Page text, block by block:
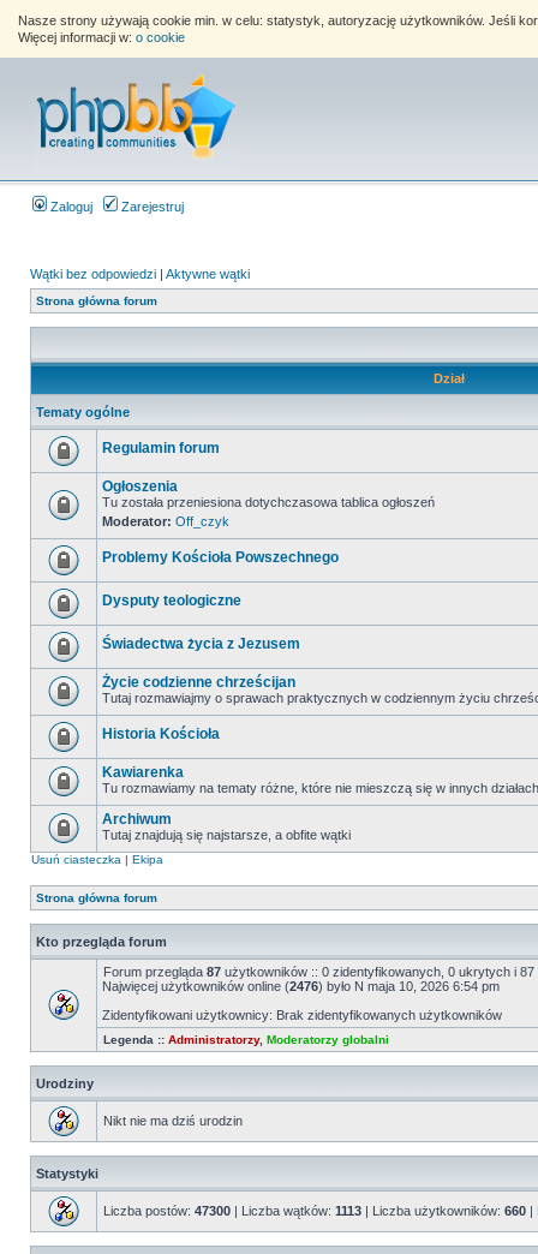
Nasze strony używają cookie min. w celu: statystyk, autoryzację użytkowników. Jeśli
Więcej informacji w: o cookie
Zaloguj Zarejestruj
Wątki bez odpowiedzi | Aktywne wątki
Strona główna forum
Dział
Tematy ogólne
Regulamin forum
Ogłoszenia
Tu została przeniesiona dotychczasowa tablica ogłoszeń
Moderator: Off_czyk
Problemy Kościoła Powszechnego
Dysputy teologiczne
Świadectwa życia z Jezusem
Życie codzienne chrześcijan
Tutaj rozmawiajmy o sprawach praktycznych w codziennym życiu
Historia Kościoła
Kawiarenka
Tu rozmawiamy na tematy różne, które nie mieszczą się w innych działach
Archiwum
Tutaj znajdują się najstarsze, a obfite wątki
Usuń ciasteczka | Ekipa
Strona główna forum
Kto przegląda forum
Forum przegląda 87 użytkowników :: 0 zidentyfikowanych, 0 ukrytych i
Najwięcej użytkowników online (2476) było N maja 10, 2026 6:54 pm
Zidentyfikowani użytkownicy: Brak zidentyfikowanych użytkowników
Legenda :: Administratorzy, Moderatorzy globalni
Urodziny
Nikt nie ma dziś urodzin
Statystyki
Liczba postów: 47300 | Liczba wątków: 1113 | Liczba użytkowników: 660 |